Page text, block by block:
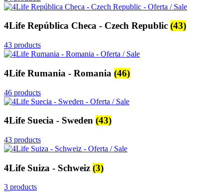
4Life República Checa - Czech Republic (43)
43 products
4Life Rumania - Romania (46)
46 products
4Life Suecia - Sweden (43)
43 products
4Life Suiza - Schweiz (3)
3 products